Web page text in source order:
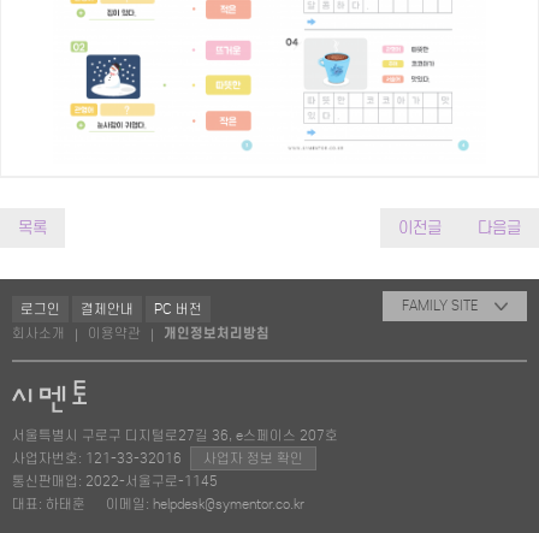
목록 이전글 다음글
로그인 결제안내
PC 버전
회사소개
이용약관 개인정보처리방침
FAMILY SITE
서울특별시 구로구 디지털로27길 36, e스페이스 207호
사업자번호: 121-33-32016
사업자 정보 확인
통신판매업: 2022-서울구로-1145
대표: 하태훈
이메일: helpdesk@symentor.co.kr